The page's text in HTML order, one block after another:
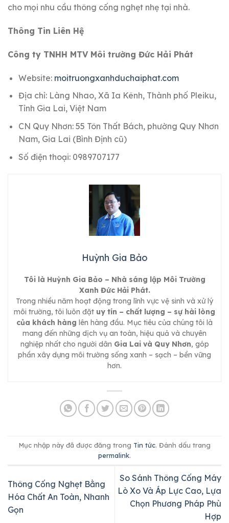
cho mọi nhu cầu thông cống nghẹt nhẹ tại nhà.
Thông Tin Liên Hệ
Công ty TNHH MTV Môi trường Đức Hải Phát
Website: moitruongxanhduchaiphat.com
Địa chỉ: Làng Nhao, Xã Ia Kênh, Thành phố Pleiku,
Tỉnh Gia Lai, Việt Nam
CN Quy Nhơn: 55 Tôn Thất Bách, phường Quy Nhơn
Nam, Gia Lai (Bình Định cũ)
Số điện thoại: 0989707177
Huỳnh Gia Bảo
Tôi là Huỳnh Gia Bảo – Nhà sáng lập Môi Trường
Xanh Đức Hải Phát.
Trong nhiều năm hoạt động trong lĩnh vực vệ sinh và xử lý
môi trường, tôi luôn đặt uy tín – chất lượng – sự hài lòng
của khách hàng lên hàng đầu. Mục tiêu của chúng tôi là
mang đến những dịch vụ an toàn, hiệu quả và chuyên
nghiệp nhất cho người dân Gia Lai và Quy Nhơn, góp
phần xây dựng môi trường sống xanh – sạch – bền vững
hơn.
Mục nhập này đã được đăng trong Tin tức. Đánh dấu trang
permalink.
Thông Cống Nghẹt Bằng
Hóa Chất An Toàn, Nhanh
Gọn
So Sánh Thông Cống Máy
Lò Xo Và Áp Lực Cao, Lựa
Chọn Phương Pháp Phù
Hợp